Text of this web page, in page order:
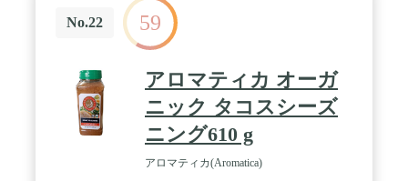
No.22 59
アロマティカ オーガ
ニック タコスシーズ
ニング610 g
アロマティカ(Aromatica)